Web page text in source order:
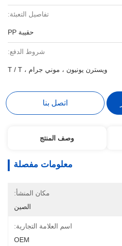
تفاصيل التعبئة:
حقيبة PP
شروط الدفع:
ويسترن يونيون ، موني جرام ، T / T
اتصل بنا
وصف المنتج
معلومات مفصلة
مكان المنشأ:
الصين
اسم العلامة التجارية:
OEM